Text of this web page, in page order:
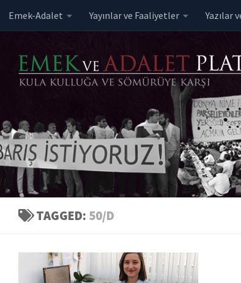
Skip to content
Emek-Adalet Yayınlar ve Faaliyetler Yazılar
TAGGED: 50/D